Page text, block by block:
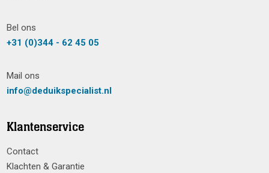
Bel ons
+31 (0)344 - 62 45 05
Mail ons
info@deduikspecialist.nl
Klantenservice
Contact
Klachten & Garantie